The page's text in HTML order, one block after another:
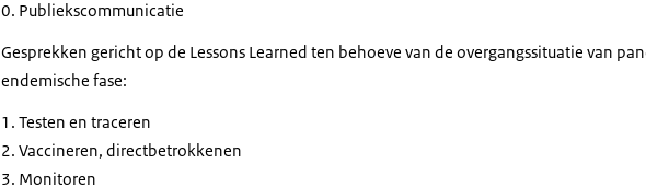
Publiekscommunicatie
Gesprekken gericht op de Lessons Learned ten behoeve van de overgangssituatie van
endemische fase:
Testen en traceren
Vaccineren, directbetrokkenen
Monitoren